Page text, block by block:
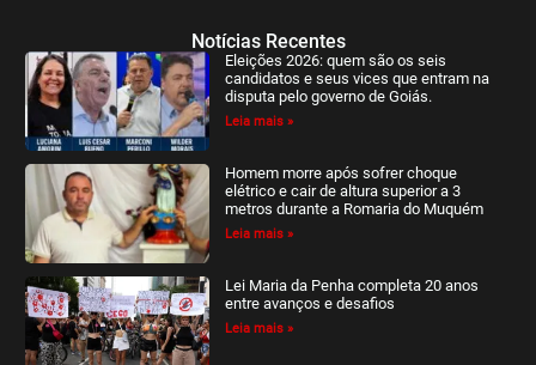
Notícias Recentes
Eleições 2026: quem são os seis
candidatos e seus vices que entram na
disputa pelo governo de Goiás.
Leia mais »
Homem morre após sofrer choque
elétrico e cair de altura superior a 3
metros durante a Romaria do Muquém
Leia mais »
Lei Maria da Penha completa 20 anos
entre avanços e desafios
Leia mais »